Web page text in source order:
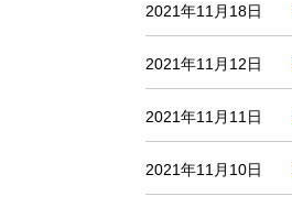
2021年11月18日
2021年11月12日
2021年11月11日
2021年11月10日